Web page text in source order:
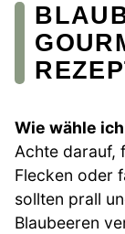
Wie wähle
Achte darauf,
Flecken oder
sollten prall
Blaubeeren